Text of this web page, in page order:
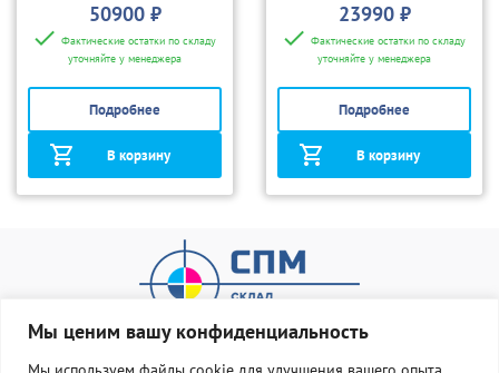
Мы ценим вашу конфиденциальность
50900 ₽
Фактические остатки по складу
уточняйте у менеджера
Подробнее
В корзину
23990 ₽
Фактические остатки по складу
уточняйте у менеджера
Подробнее
В корзину